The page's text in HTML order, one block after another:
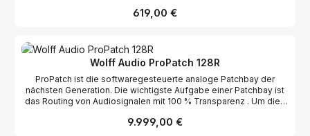
skalierbare Personal-Monitoring-Setups mit vollständig analoger
Proberäume und Ausbildungsumgebungen.
Regulärer Preis:
619,00 €
Wolff Audio ProPatch 128R
ProPatch ist die softwaregesteuerte analoge Patchbay der
nächsten Generation. Die wichtigste Aufgabe einer Patchbay ist
das Routing von Audiosignalen mit 100 % Transparenz . Um dies
zwar eine ganze MENGE davon). Keine FET-Schalter, keine
Regulärer Preis:
9.999,00 €